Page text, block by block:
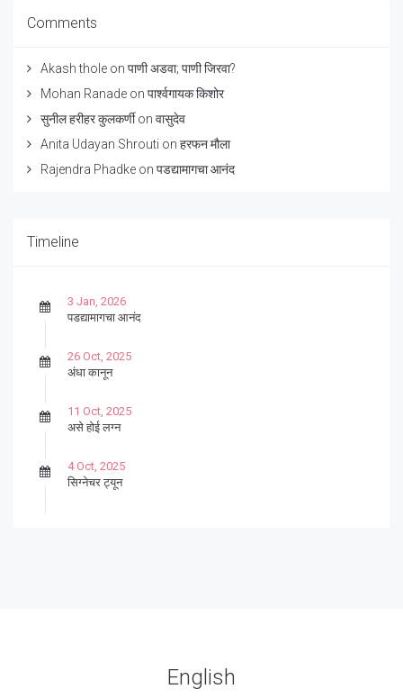
Comments
Akash thole on पाणी अडवा; पाणी जिरवा?
Mohan Ranade on पार्श्वगायक किशोर
सुनील हरीहर कुलकर्णीon वासुदेव
Anita Udayan Shrouti on हरफन मौला
Rajendra Phadke on पडद्यामागचा आनंद
Timeline
3 Jan, 2026
पडद्यामागचा आनंद
26 Oct, 2025
अंधा कानून
11 Oct, 2025
असे होई लग्न
4 Oct, 2025
सिग्नेचर ट्यून
English